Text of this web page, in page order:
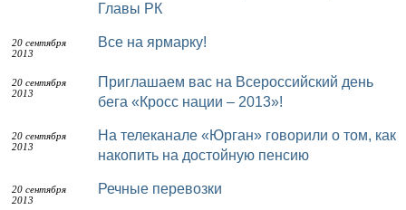
Главы РК
20 сентября
2013
Все на ярмарку!
20 сентября
2013
Приглашаем вас на Всероссийский день
бега «Кросс нации – 2013»!
20 сентября
2013
На телеканале «Юрган» говорили о том, как
накопить на достойную пенсию
20 сентября
2013
Речные перевозки